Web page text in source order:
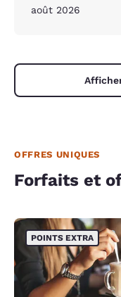
août 2026
OFFRES UNIQUES
Forfaits et
POINTS EXTRA